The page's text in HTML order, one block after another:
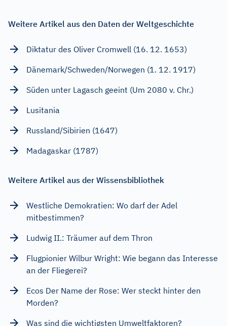
Weitere Artikel aus den Daten der Weltgeschichte
Diktatur des Oliver Cromwell (16. 12. 1653)
Dänemark/Schweden/Norwegen (1. 12. 1917)
Süden unter Lagasch geeint (Um 2080 v. Chr.)
Lusitania
Russland/Sibirien (1647)
Madagaskar (1787)
Weitere Artikel aus der Wissensbibliothek
Westliche Demokratien: Wo darf der Adel
mitbestimmen?
Ludwig II.: Träumer auf dem Thron
Flugpionier Wilbur Wright: Wie begann das Interesse
an der Fliegerei?
Ecos Der Name der Rose: Wer steckt hinter den
Morden?
Was sind die wichtigsten Umweltfaktoren?